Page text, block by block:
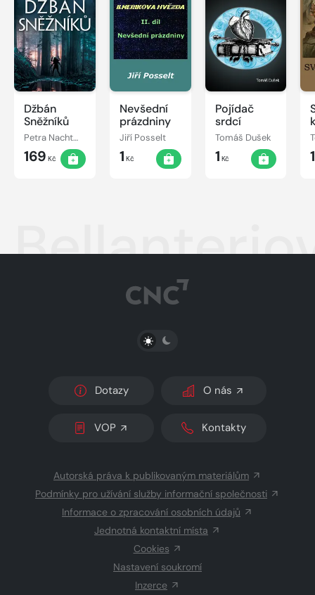
Džbán
Sněžníků
Petra Nachtmanová
169 Kč
Nevšední
prázdniny
Jiří Posselt
1 Kč
Pojídač
srdcí
Tomáš Dušek
1 Kč
PŘEPNOUT SVĚTLÝ/TMAVÝ REŽIM
Dotazy O nás
VOP Kontakty
Autorská práva k publikovaným materiálům
Podmínky pro užívání služby informační společnosti
Informace o zpracování osobních údajů
Jednotná kontaktní místa
Cookies
Nastavení soukromí
Inzerce